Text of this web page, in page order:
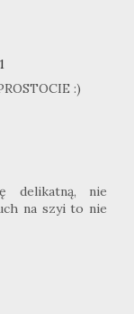
:)
delikatną, nie
na szyi to nie